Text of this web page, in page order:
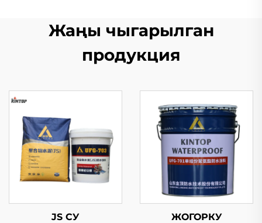
Жаңы чыгарылган
продукция
JS СУ
ЖОГОРКУ